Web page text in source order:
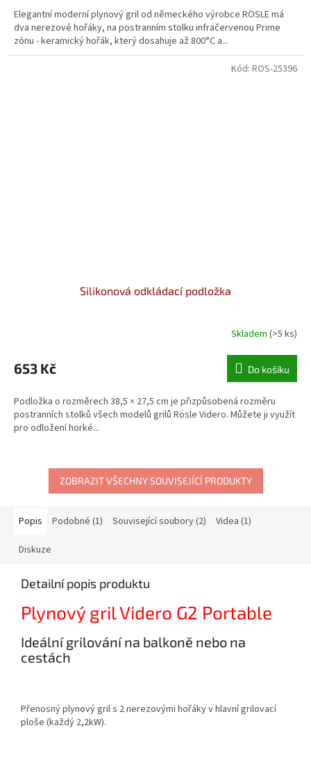
Elegantní moderní plynový gril od německého výrobce RÖSLE má
dva nerezové hořáky, na postranním stolku infračervenou Prime
zónu - keramický hořák, který dosahuje až 800°C a...
Silikonová odkládací podložka
Skladem (>5 ks)
653 Kč Do košíku
Podložka o rozměrech 38,5 × 27,5 cm je přizpůsobená rozměru
postranních stolků všech modelů grilů Rösle Videro. Můžete ji využít
pro odložení horké...
Kód: ROS-25396
ZOBRAZIT VŠECHNY SOUVISEJÍCÍ PRODUKTY
Popis Podobné (1) Související soubory (2) Videa (1)
Diskuze
Detailní popis produktu
Plynový gril Videro G2 Portable
Ideální grilování na balkoně nebo na
cestách
Přenosný plynový gril s 2 nerezovými hořáky v hlavní grilovací
ploše (každý 2,2kW).